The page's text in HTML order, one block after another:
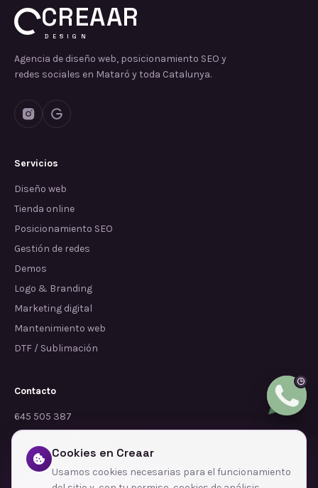
CREAAR
DESIGN
Agencia de diseño web, posicionamiento SEO y
redes sociales en Mataró y toda Catalunya.
Servicios
Diseño web
Tienda online
Posicionamiento SEO
Gestión de redes
Demos
Logo & Branding
Marketing digital
Mantenimiento web
DTF / Sublimación
Contacto
645 505 387
info@dependalium.com
Mataró (Barcelona)
Cookies en Creaar
Usamos cookies necesarias para el funcionamiento